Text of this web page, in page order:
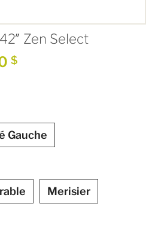
Zen Select
$
Gauche
Merisier